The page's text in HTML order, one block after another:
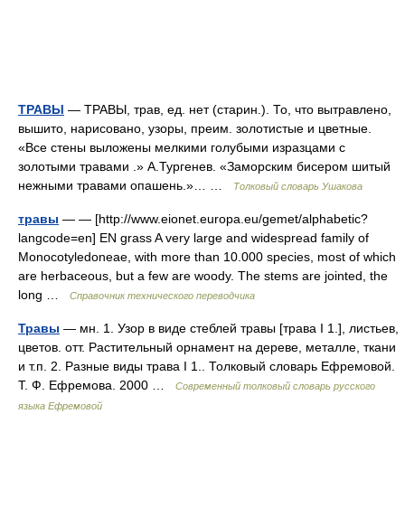
ТРАВЫ — ТРАВЫ, трав, ед. нет (старин.). То, что вытравлено,
вышито, нарисовано, узоры, преим. золотистые и цветные.
«Все стены выложены мелкими голубыми изразцами с
золотыми травами .» А.Тургенев. «Заморским бисером шитый
нежными травами опашень.»… …
Толковый словарь Ушакова
травы — — [http://www.eionet.europa.eu/gemet/alphabetic?
langcode=en] EN grass A very large and widespread family of
Monocotyledoneae, with more than 10.000 species, most of which
are herbaceous, but a few are woody. The stems are jointed, the
long …
Справочник технического переводчика
Травы — мн. 1. Узор в виде стеблей травы [трава I 1.], листьев,
цветов. отт. Растительный орнамент на дереве, металле, ткани
и т.п. 2. Разные виды трава I 1.. Толковый словарь Ефремовой.
Т. Ф. Ефремова. 2000 …
Современный толковый словарь русского
языка Ефремовой